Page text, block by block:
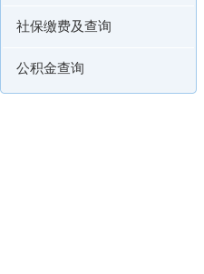
社保缴费及查询
公积金查询